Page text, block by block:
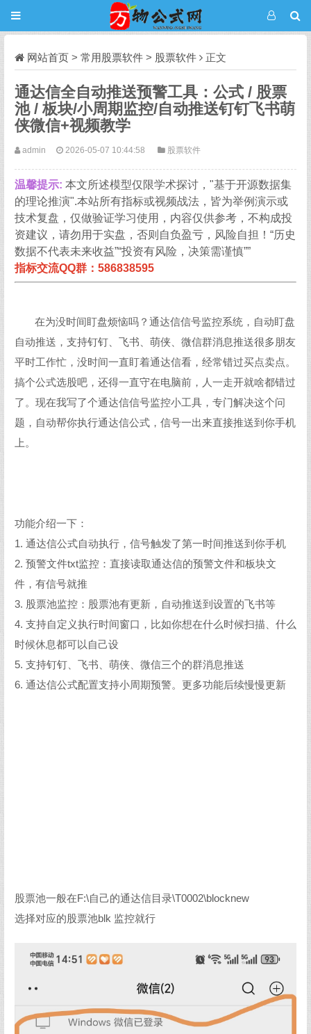
网站首页 > 常用股票软件 > 股票软件 正文
通达信全自动推送预警工具：公式 / 股票
池 / 板块/小周期监控/自动推送钉钉飞书萌
侠微信+视频教学
admin 2026-05-07 10:44:58 股票软件
温馨提示: 本文所述模型仅限学术探讨，"基于开源数据集
的理论推演".本站所有指标或视频战法，皆为举例演示或
技术复盘，仅做验证学习使用，内容仅供参考，不构成投
资建议，请勿用于实盘，否则自负盈亏，风险自担！“历史
数据不代表未来收益”“投资有风险，决策需谨慎””
指标交流QQ群：586838595
在为没时间盯盘烦恼吗？通达信信号监控系统，自动盯盘
自动推送，支持钉钉、飞书、萌侠、微信群消息推送很多朋友
平时工作忙，没时间一直盯着通达信看，经常错过买点卖点。
搞个公式选股吧，还得一直守在电脑前，人一走开就啥都错过
了。现在我写了个通达信信号监控小工具，专门解决这个问
题，自动帮你执行通达信公式，信号一出来直接推送到你手机
上。
功能介绍一下：
1. 通达信公式自动执行，信号触发了第一时间推送到你手机
2. 预警文件txt监控：直接读取通达信的预警文件和板块文
件，有信号就推
3. 股票池监控：股票池有更新，自动推送到设置的飞书等
4. 支持自定义执行时间窗口，比如你想在什么时候扫描、什么
时候休息都可以自己设
5. 支持钉钉、飞书、萌侠、微信三个的群消息推送
6. 通达信公式配置支持小周期预警。更多功能后续慢慢更新
股票池一般在F:\自己的通达信目录\T0002\blocknew
选择对应的股票池blk 监控就行